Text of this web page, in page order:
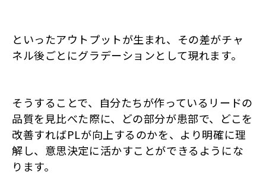
といったアウトプットが生まれ、その差がチャ
ネル後ごとにグラデーションとして現れます。
そうすることで、自分たちが作っているリードの
品質を見比べた際に、どの部分が患部で、どこを
改善すればPLが向上するのかを、より明確に理
解し、意思決定に活かすことができるようにな
ります。